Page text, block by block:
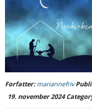
Forfatter:mariannefriv
19. november 2024